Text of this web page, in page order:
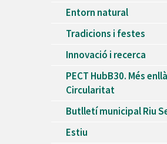
Entorn natural
Tradicions i festes
Innovació i recerca
PECT HubB30. Més
Circularitat
Butlletí municipal Riu
Estiu